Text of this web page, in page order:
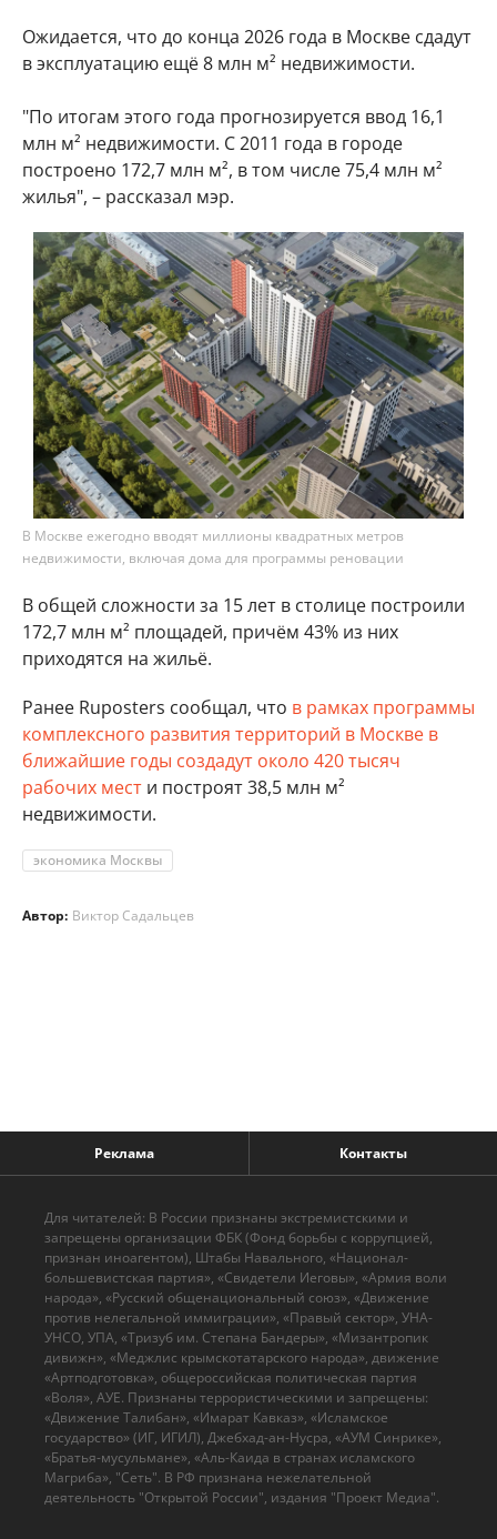
Ожидается, что до конца 2026 года в Москве сдадут
в эксплуатацию ещё 8 млн м² недвижимости.
"По итогам этого года прогнозируется ввод 16,1
млн м² недвижимости. С 2011 года в городе
построено 172,7 млн м², в том числе 75,4 млн м²
жилья", – рассказал мэр.
В Москве ежегодно вводят миллионы квадратных метров
недвижимости, включая дома для программы реновации
В общей сложности за 15 лет в столице построили
172,7 млн м² площадей, причём 43% из них
приходятся на жильё.
Ранее Ruposters сообщал, что в рамках программы
комплексного развития территорий в Москве в
ближайшие годы создадут около 420 тысяч
рабочих мест и построят 38,5 млн м²
недвижимости.
экономика Москвы
Автор: Виктор Садальцев
Реклама Контакты
Для читателей: В России признаны экстремистскими и
запрещены организации ФБК (Фонд борьбы с коррупцией,
признан иноагентом), Штабы Навального, «Национал-
большевистская партия», «Свидетели Иеговы», «Армия воли
народа», «Русский общенациональный союз», «Движение
против нелегальной иммиграции», «Правый сектор», УНА-
УНСО, УПА, «Тризуб им. Степана Бандеры», «Мизантропик
дивижн», «Меджлис крымскотатарского народа», движение
«Артподготовка», общероссийская политическая партия
«Воля», АУЕ. Признаны террористическими и запрещены:
«Движение Талибан», «Имарат Кавказ», «Исламское
государство» (ИГ, ИГИЛ), Джебхад-ан-Нусра, «АУМ Синрике»,
«Братья-мусульмане», «Аль-Каида в странах исламского
Магриба», "Сеть". В РФ признана нежелательной
деятельность "Открытой России", издания "Проект Медиа".